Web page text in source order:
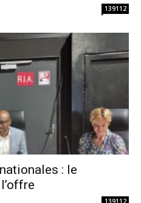
139112
: le
139112